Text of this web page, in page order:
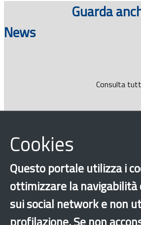
Guarda
News
Consulta
×
Cookies
Questo portale utilizza i
ottimizzare la navigabilità
sui social network e non
Dichiarazione di accessibilità Mappa del sito